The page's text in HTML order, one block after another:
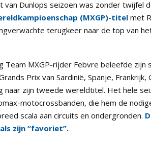
van Dunlops seizoen was zonder twijfel
(MXGP)-titel met
terugkeer naar de top van
Team MXGP-rijder Febvre beleefde
Prix van Sardinië, Spanje,
naar zijn tweede wereldtitel. Het hele
motocrossbanden, die hem de
scala aan circuits en ondergronden.
zijn “favoriet”.